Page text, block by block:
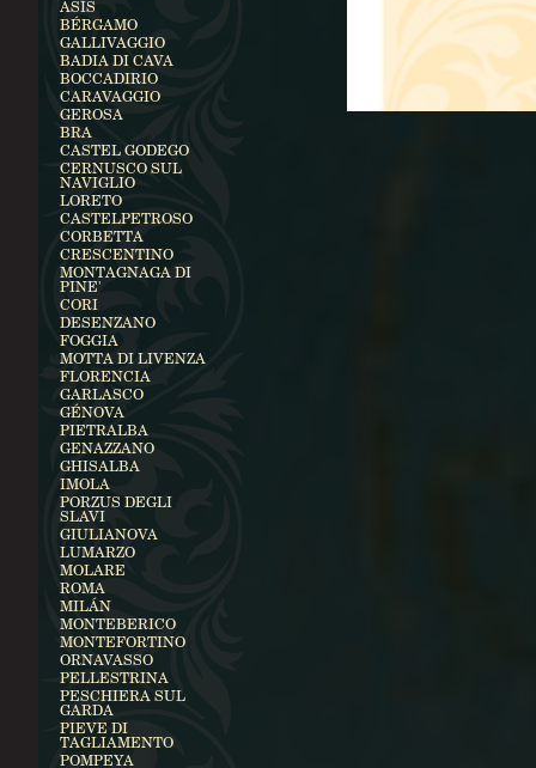
ASÍS
BÉRGAMO
GALLIVAGGIO
BADIA DI CAVA
BOCCADIRIO
CARAVAGGIO
GEROSA
BRA
CASTEL GODEGO
CERNUSCO SUL
NAVIGLIO
LORETO
CASTELPETROSO
CORBETTA
CRESCENTINO
MONTAGNAGA DI
PINE'
CORI
DESENZANO
FOGGIA
MOTTA DI LIVENZA
FLORENCIA
GARLASCO
GÉNOVA
PIETRALBA
GENAZZANO
GHISALBA
IMOLA
PORZUS DEGLI
SLAVI
GIULIANOVA
LUMARZO
MOLARE
ROMA
MILÁN
MONTEBERICO
MONTEFORTINO
ORNAVASSO
PELLESTRINA
PESCHIERA SUL
GARDA
PIEVE DI
TAGLIAMENTO
POMPEYA